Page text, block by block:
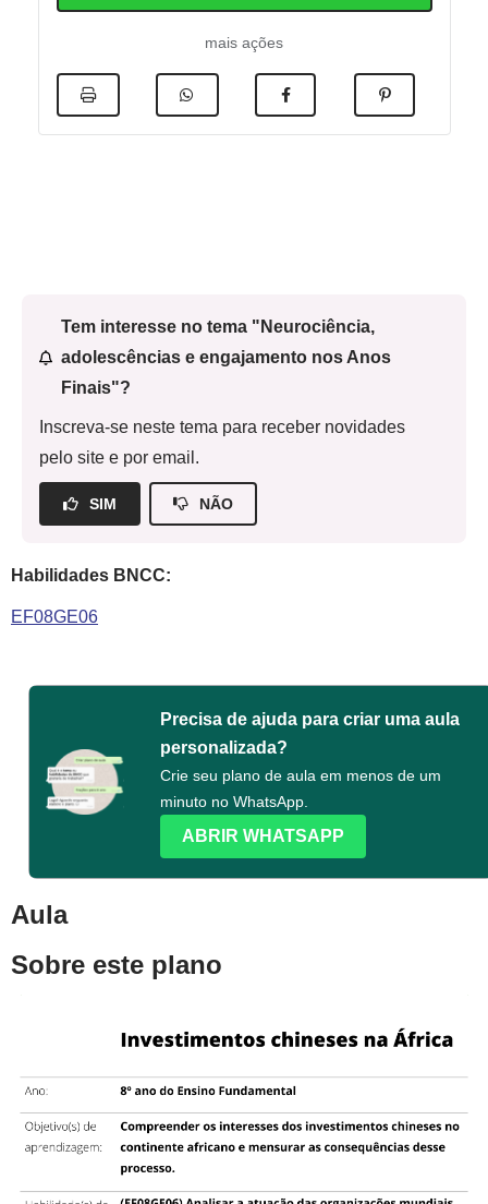
mais ações
Tem interesse no tema "Neurociência,
adolescências e engajamento nos Anos
Finais"?
Inscreva-se neste tema para receber novidades
pelo site e por email.
SIM NÃO
Habilidades BNCC:
EF08GE06
Precisa de ajuda para criar uma aula
personalizada?
Crie seu plano de aula em menos de um
minuto no WhatsApp.
ABRIR WHATSAPP
Aula
Sobre este plano